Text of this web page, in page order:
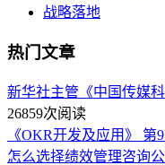
战略落地
热门文章
新华社主管《中国传媒
26859次阅读
《OKR开发及应用》 第
怎么选择绩效管理咨询